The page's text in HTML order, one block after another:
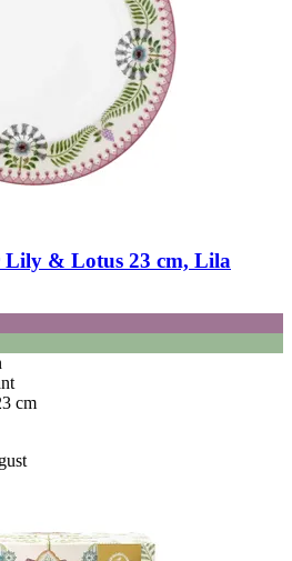
Lily & Lotus 23 cm, Lila
cm